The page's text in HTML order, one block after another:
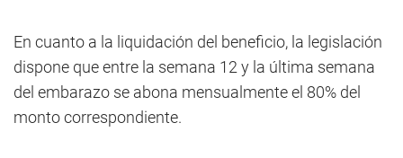
En cuanto a la liquidación del beneficio, la legislación
dispone que entre la semana 12 y la última semana
del embarazo se abona mensualmente el 80% del
monto correspondiente.